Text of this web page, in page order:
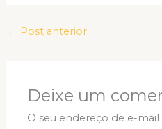
← Post anterior
Deixe um
O seu endereço de e-